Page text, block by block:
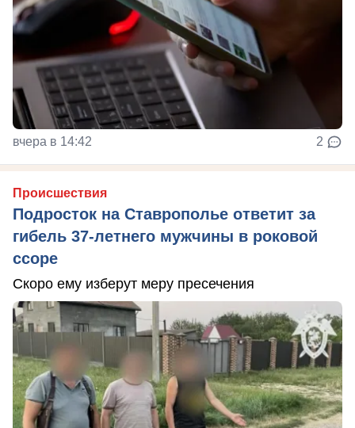
вчера в 14:42 2
Происшествия
Подросток на Ставрополье ответит за
гибель 37-летнего мужчины в роковой
ссоре
Скоро ему изберут меру пресечения